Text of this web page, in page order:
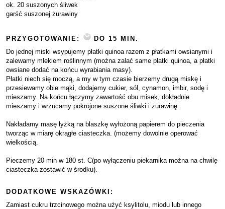
ok. 20 suszonych śliwek
garść suszonej żurawiny
PRZYGOTOWANIE:
DO 15 MIN.
Do jednej miski wsypujemy płatki quinoa razem z płatkami owsianymi i
zalewamy mlekiem roślinnym (można zalać same płatki quinoa, a płatki
owsiane dodać na końcu wyrabiania masy).
Płatki niech się moczą, a my w tym czasie bierzemy drugą miskę i
przesiewamy obie mąki, dodajemy cukier, sól, cynamon, imbir, sodę i
mieszamy. Na końcu łączymy zawartość obu misek, dokładnie
mieszamy i wrzucamy pokrojone suszone śliwki i żurawinę.
Nakładamy masę łyżką na blaszkę wyłożoną papierem do pieczenia
tworząc w miarę okrągłe ciasteczka. (możemy dowolnie operować
wielkością.
Pieczemy 20 min w 180 st. C(po wyłączeniu piekarnika można na chwilę
ciasteczka zostawić w środku).
DODATKOWE WSKAZÓWKI:
Zamiast cukru trzcinowego można użyć ksylitolu, miodu lub innego